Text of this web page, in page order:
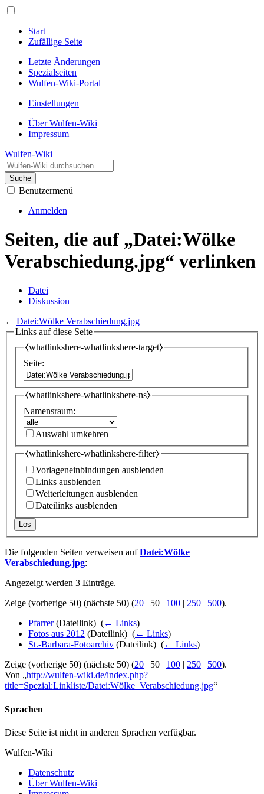
Start
Zufällige Seite
Letzte Änderungen
Spezialseiten
Wulfen-Wiki-Portal
Einstellungen
Über Wulfen-Wiki
Impressum
Wulfen-Wiki
Suche
Benutzermenü
Anmelden
Seiten, die auf „Datei:Wölke
Verabschiedung.jpg“ verlinken
Datei
Diskussion
← Datei:Wölke Verabschiedung.jpg
Links auf diese Seite
⧼whatlinkshere-whatlinkshere-target⧽
Seite:
⧼whatlinkshere-whatlinkshere-ns⧽
Namensraum:
Auswahl umkehren
⧼whatlinkshere-whatlinkshere-filter⧽
Vorlageneinbindungen ausblenden
Links ausblenden
Weiterleitungen ausblenden
Dateilinks ausblenden
Los
Die folgenden Seiten verweisen aufDatei:Wölke
Verabschiedung.jpg:
Angezeigt werden 3 Einträge.
Zeige (vorherige 50) (nächste 50) (20 | 50 | 100 | 250 | 500).
Pfarrer(Dateilink) ‎ (← Links)
Fotos aus 2012 (Dateilink) ‎ (← Links)
St.-Barbara-Fotoarchiv (Dateilink) ‎ (← Links)
Zeige (vorherige 50) (nächste 50) (20 | 50 | 100 | 250 | 500).
Von „http://wulfen-wiki.de/index.php?
title=Spezial:Linkliste/Datei:Wölke_Verabschiedung.jpg“
Sprachen
Diese Seite ist nicht in anderen Sprachen verfügbar.
Wulfen-Wiki
Datenschutz
Über Wulfen-Wiki